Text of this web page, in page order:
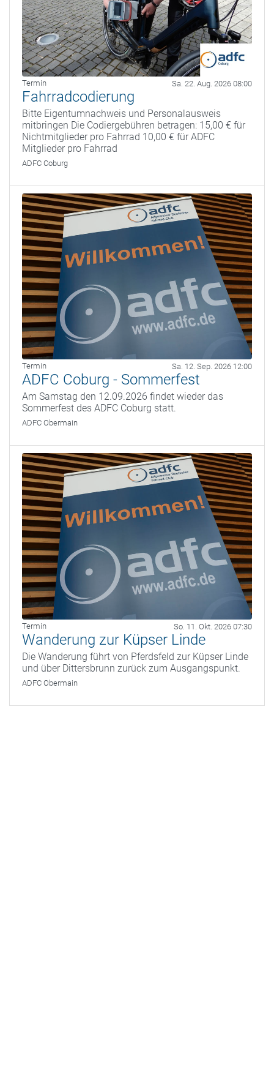
Termin Sa. 22. Aug. 2026 08:00
Fahrradcodierung
Bitte Eigentumnachweis und Personalausweis
mitbringen Die Codiergebühren betragen: 15,00 € für
Nichtmitglieder pro Fahrrad 10,00 € für ADFC
Mitglieder pro Fahrrad
ADFC Coburg
Termin Sa. 12. Sep. 2026 12:00
ADFC Coburg - Sommerfest
Am Samstag den 12.09.2026 findet wieder das
Sommerfest des ADFC Coburg statt.
ADFC Obermain
Termin So. 11. Okt. 2026 07:30
Wanderung zur Küpser Linde
Die Wanderung führt von Pferdsfeld zur Küpser Linde
und über Dittersbrunn zurück zum Ausgangspunkt.
ADFC Obermain